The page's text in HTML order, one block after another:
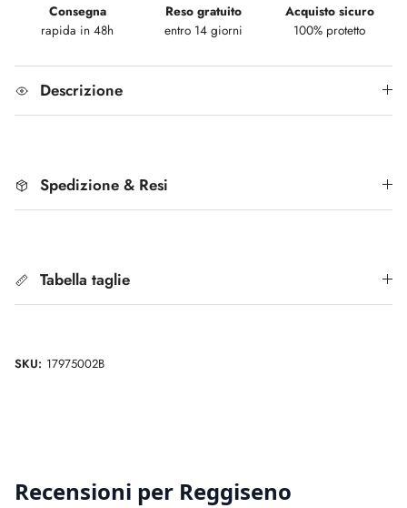
Consegna
rapida in 48h
Reso gratuito
entro 14 giorni
Acquisto sicuro
100% protetto
Descrizione
Spedizione & Resi
Tabella taglie
SKU: 17975002B